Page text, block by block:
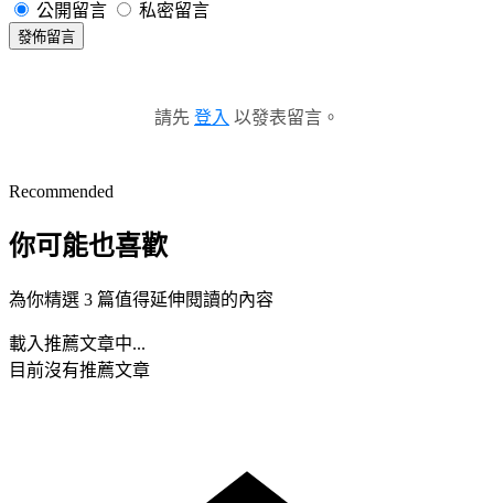
公開留言 私密留言
發佈留言
請先 登入 以發表留言。
Recommended
你可能也喜歡
為你精選 3 篇值得延伸閱讀的內容
載入推薦文章中...
目前沒有推薦文章